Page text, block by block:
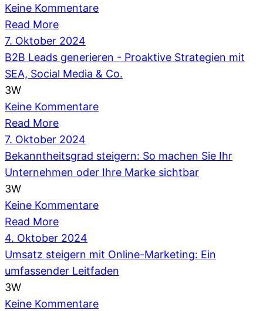
Keine Kommentare
Read More
7. Oktober 2024
B2B Leads generieren - Proaktive Strategien mit
SEA, Social Media & Co.
3W
Keine Kommentare
Read More
7. Oktober 2024
Bekanntheitsgrad steigern: So machen Sie Ihr
Unternehmen oder Ihre Marke sichtbar
3W
Keine Kommentare
Read More
4. Oktober 2024
Umsatz steigern mit Online-Marketing: Ein
umfassender Leitfaden
3W
Keine Kommentare